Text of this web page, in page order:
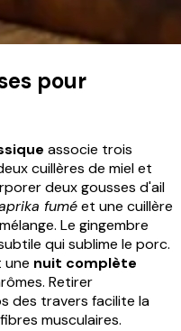
pour
associe trois
cuillères de miel et
deux gousses d'ail
fuméet une cuillère
Le gingembre
qui sublime le porc.
une nuit complète
Retirer
des travers facilite la
musculaires.